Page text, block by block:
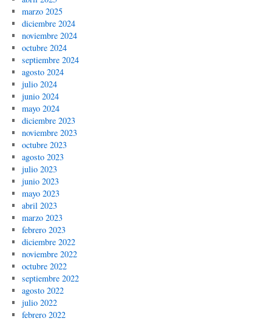
marzo 2025
diciembre 2024
noviembre 2024
octubre 2024
septiembre 2024
agosto 2024
julio 2024
junio 2024
mayo 2024
diciembre 2023
noviembre 2023
octubre 2023
agosto 2023
julio 2023
junio 2023
mayo 2023
abril 2023
marzo 2023
febrero 2023
diciembre 2022
noviembre 2022
octubre 2022
septiembre 2022
agosto 2022
julio 2022
febrero 2022